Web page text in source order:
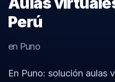
Perú
en Puno
En Puno: solución aulas